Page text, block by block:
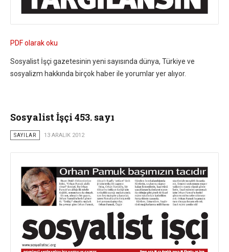
PDF olarak oku
Sosyalist İşçi gazetesinin yeni sayısında dünya, Türkiye ve
sosyalizm hakkında birçok haber ile yorumlar yer alıyor.
Sosyalist İşçi 453. sayı
SAYILAR 13 ARALIK 2012